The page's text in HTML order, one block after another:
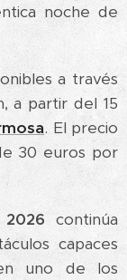
noche de
a través
a partir del 15
. El precio
30 euros por
2026 continúa
capaces
uno de los